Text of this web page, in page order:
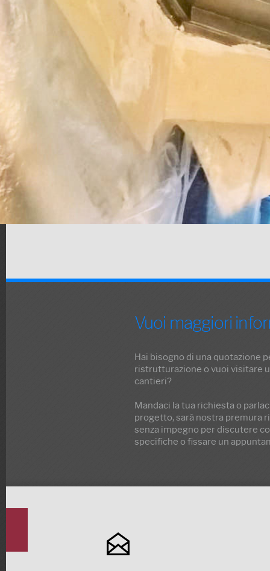
Vuoi maggiori
Hai bisogno di una quotazione
ristrutturazione o vuoi visitare
cantieri?
Mandaci la tua richiesta o
progetto, sarà nostra premura
senza impegno per discutere
specifiche o fissare un